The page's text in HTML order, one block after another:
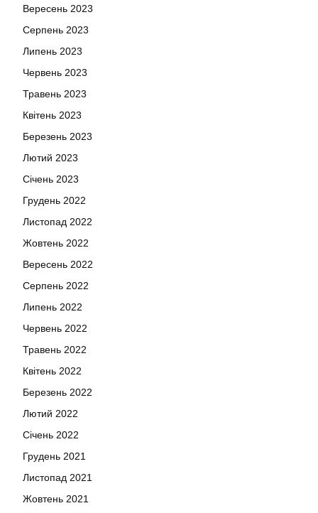
Вересень 2023
Серпень 2023
Липень 2023
Червень 2023
Травень 2023
Квітень 2023
Березень 2023
Лютий 2023
Січень 2023
Грудень 2022
Листопад 2022
Жовтень 2022
Вересень 2022
Серпень 2022
Липень 2022
Червень 2022
Травень 2022
Квітень 2022
Березень 2022
Лютий 2022
Січень 2022
Грудень 2021
Листопад 2021
Жовтень 2021